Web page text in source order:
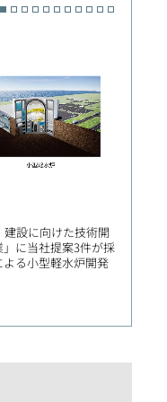
設に向けた技術開
に当社提案3件が採
る小型軽水炉開発